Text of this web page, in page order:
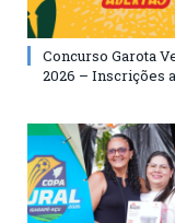
Concurso Garota
2026 – Inscrições